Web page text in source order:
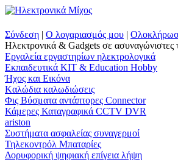
Σύνδεση | Ο λογαριασμός μου |
Ηλεκτρονικά & Gadgets σε ασυναγώνιστες
Εργαλεία εργαστηρίων ηλεκτρολογικά
Εκπαιδευτικά KIT & Education Ηobby
Ήχος και Εικόνα
Kαλώδια καλωδιώσεις
Φις Βύσματα αντάπτορες Connector
Κάμερες Καταγραφικά CCTV DVR
ariston
Συστήματα ασφαλείας συναγερμοί
Τηλεκοντρόλ Μπαταρίες
Δορυφορική ψηφιακή επίγεια λήψη